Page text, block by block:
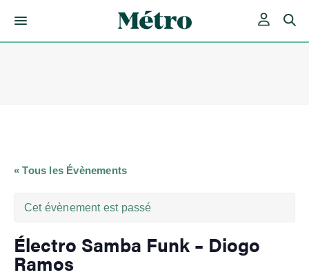
« Tous les Évènements
Cet évènement est passé
Électro Samba Funk – Diogo
Ramos